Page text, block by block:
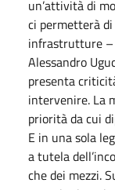
un’attività di
ci permetterà
infrastrutture –
Alessandro
presenta
intervenire. La
priorità da cui
E in una sola
a tutela
che dei mezzi.